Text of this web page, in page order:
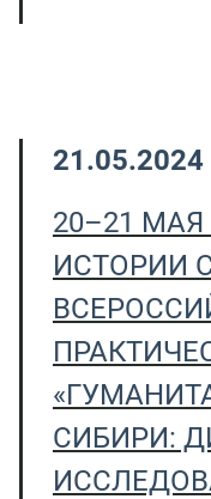
21.05.2024
20–21 МАЯ
ИСТОРИИ
СИБИРИ: